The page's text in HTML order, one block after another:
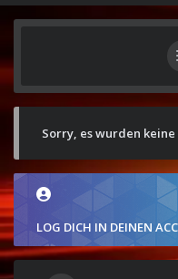
Sorry, es wurden
LOG DICH IN DEINEN